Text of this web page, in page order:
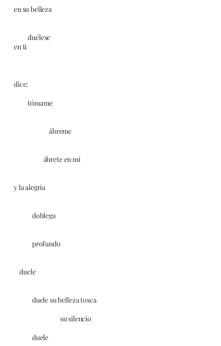
en su belleza
duélese
en ti
dice:
tómame
ábreme
ábrete en mí
y la alegría
doblega
profundo
duele
duele su belleza tosca
su silencio
duele